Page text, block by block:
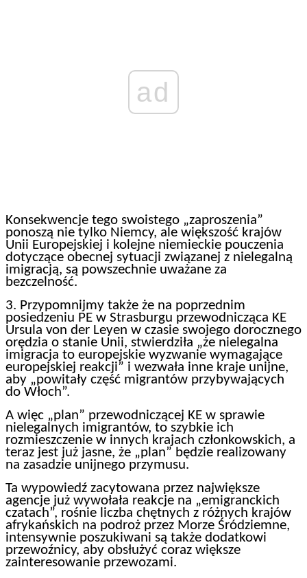
ad
Konsekwencje tego swoistego „zaproszenia”
ponoszą nie tylko Niemcy, ale większość krajów
Unii Europejskiej i kolejne niemieckie pouczenia
dotyczące obecnej sytuacji związanej z nielegalną
imigracją, są powszechnie uważane za
bezczelność.
3. Przypomnijmy także że na poprzednim
posiedzeniu PE w Strasburgu przewodnicząca KE
Ursula von der Leyen w czasie swojego dorocznego
orędzia o stanie Unii, stwierdziła „że nielegalna
imigracja to europejskie wyzwanie wymagające
europejskiej reakcji” i wezwała inne kraje unijne,
aby „powitały część migrantów przybywających
do Włoch”.
A więc „plan” przewodniczącej KE w sprawie
nielegalnych imigrantów, to szybkie ich
rozmieszczenie w innych krajach członkowskich, a
teraz jest już jasne, że „plan” będzie realizowany
na zasadzie unijnego przymusu.
Ta wypowiedź zacytowana przez największe
agencje już wywołała reakcje na „emigranckich
czatach”, rośnie liczba chętnych z różnych krajów
afrykańskich na podroż przez Morze Śródziemne,
intensywnie poszukiwani są także dodatkowi
przewoźnicy, aby obsłużyć coraz większe
zainteresowanie przewozami.